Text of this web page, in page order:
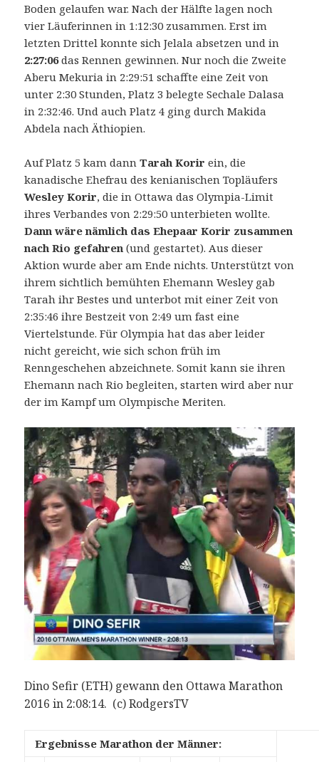
Boden gelaufen war. Nach der Hälfte lagen noch
vier Läuferinnen in 1:12:30 zusammen. Erst im
letzten Drittel konnte sich Jelala absetzen und in
2:27:06das Rennen gewinnen. Nur noch die Zweite
Aberu Mekuria in 2:29:51 schaffte eine Zeit von
unter 2:30 Stunden, Platz 3 belegte Sechale Dalasa
in 2:32:46. Und auch Platz 4 ging durch Makida
Abdela nach Äthiopien.
Auf Platz 5 kam dannTarah Korir ein, die
kanadische Ehefrau des kenianischen Topläufers
Wesley Korir, die in Ottawa das Olympia-Limit
ihres Verbandes von 2:29:50 unterbieten wollte.
Dann wäre nämlich das Ehepaar Korir zusammen
nach Rio gefahren(und gestartet). Aus dieser
Aktion wurde aber am Ende nichts. Unterstützt von
ihrem sichtlich bemühten Ehemann Wesley gab
Tarah ihr Bestes und unterbot mit einer Zeit von
2:35:46 ihre Bestzeit von 2:49 um fast eine
Viertelstunde. Für Olympia hat das aber leider
nicht gereicht, wie sich schon früh im
Renngeschehen abzeichnete. Somit kann sie ihren
Ehemann nach Rio begleiten, starten wird aber nur
der im Kampf um Olympische Meriten.
Dino Sefir (ETH) gewann den Ottawa Marathon
2016 in 2:08:14. (c) RodgersTV
Ergebnisse Marathon der Männer: